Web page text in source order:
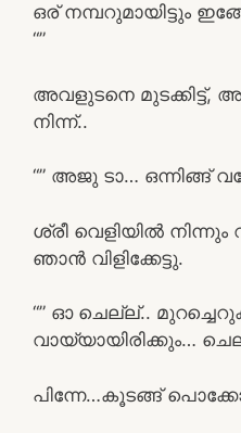
ഒര് നമ്പറുമായിട്ടും
“”
അവളുടനെ മുടക്കിട്ട്,
നിന്ന്..
“” അജു ടാ… ഒന്നിങ്ങ്
ശ്രീ വെളിയിൽ
ഞാൻ വിളിക്കേട്ടു.
“” ഓ ചെല്ല്..
വായ്യായിരിക്കും…
പിന്നേ…കൂടങ്ങ്